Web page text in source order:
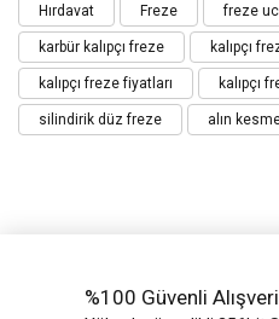
Hırdavat
Freze freze
karbür kalıpçı freze kalıpçı
kalıpçı freze fiyatları kalıpçı
silindirik düz freze alın
%100 Güvenli